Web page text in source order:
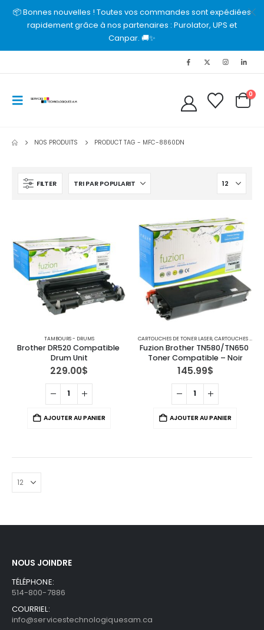
📦 Bonnes nouvelles ! Toutes vos commandes sont expédiées
rapidement grâce à nos partenaires : Purolator, UPS et
Canpar. 🚚✨
0
NOS PRODUITS PRODUCT TAG - MFC-8860DN
FILTER
TAMBOURS - DRUMS
Brother DR520 Compatible
Drum Unit
229.00$
AJOUTER AU PANIER
CARTOUCHES DE TONER LASER,CARTOUCHES POUR IMPRIMANTES BROTHER
Fuzion Brother TN580/TN650
Toner Compatible – Noir
145.99$
AJOUTER AU PANIER
NOUS JOINDRE
TÉLÉPHONE:
514-800-7886
COURRIEL:
info@servicestechnologiquesam.ca